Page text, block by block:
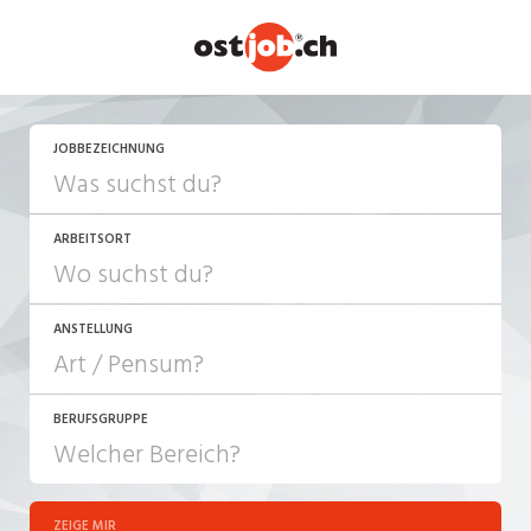
JOBBEZEICHNUNG
ARBEITSORT
ANSTELLUNG
JOB-TYP
Festanstellung
BERUFSGRUPPE
ZEIGE MIR